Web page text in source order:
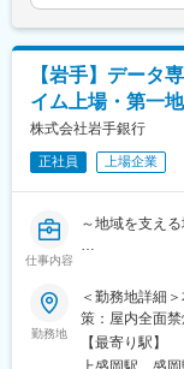
変更の範囲：
■キャリアチャ
計画的・体系
ては階層別研
外研修にも積
して、公的資
ーリングの機
も実施してい
し、より挑戦
■当行が求める
岩手銀行の財
の成長が同行
います。金融
【岩手】データ
イム上場・第一
株式会社岩手銀行
正社員 上場企業
仕事内容
～地域を支え
◇デジタル推
うデータエン
◇経営課題、
やデータ利活
勤務地
＜勤務地詳細
策：屋内全面
ーク含む）
【最寄り駅】